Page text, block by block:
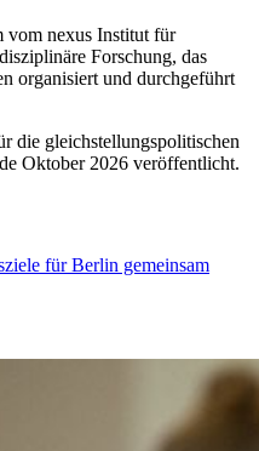
vom nexus Institut für
Forschung, das
organisiert und durchgeführt
die gleichstellungspolitischen
Oktober 2026 veröffentlicht.
für Berlin gemeinsam